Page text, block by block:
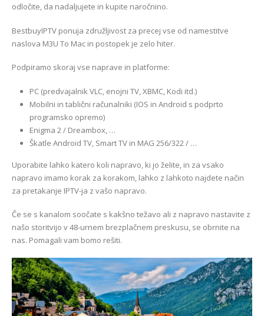
odločite, da nadaljujete in kupite naročnino.
BestbuyIPTV ponuja združljivost za precej vse od namestitve
naslova M3U To Mac in postopek je zelo hiter.
Podpiramo skoraj vse naprave in platforme:
PC (predvajalnik VLC, enojni TV, XBMC, Kodi itd.)
Mobilni in tablični računalniki (IOS in Android s podprto
programsko opremo)
Enigma 2 / Dreambox, …
Škatle Android TV, Smart TV in MAG 256/322 / …
Uporabite lahko katero koli napravo, ki jo želite, in za vsako
napravo imamo korak za korakom, lahko z lahkoto najdete način
za pretakanje IPTV-ja z vašo napravo.
Če se s kanalom soočate s kakšno težavo ali z napravo nastavite z
našo storitvijo v 48-urnem brezplačnem preskusu, se obrnite na
nas. Pomagali vam bomo rešiti.